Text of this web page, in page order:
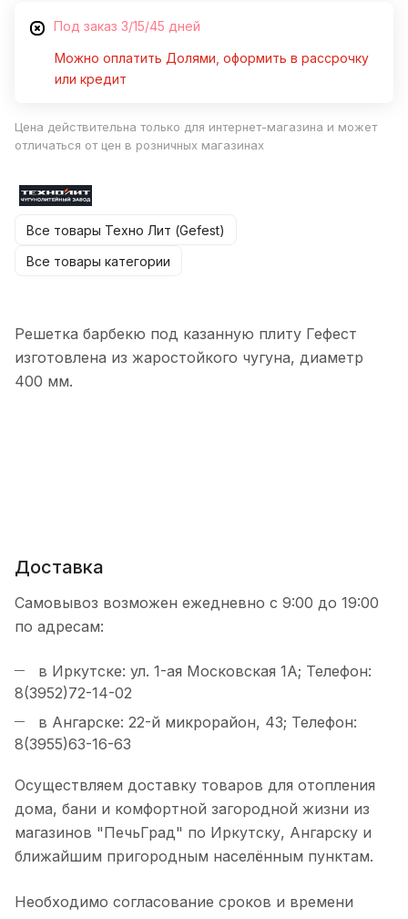
Под заказ 3/15/45 дней
Можно оплатить Долями, оформить в рассрочку
или кредит
Цена действительна только для интернет-магазина и может
отличаться от цен в розничных магазинах
Все товары Техно Лит (Gefest)
Все товары категории
Решетка барбекю под казанную плиту Гефест
изготовлена из жаростойкого чугуна, диаметр
400 мм.
Доставка
Самовывоз возможен ежедневно с 9:00 до 19:00
по адресам:
в Иркутске: ул. 1-ая Московская 1А; Телефон:
8(3952)72-14-02
в Ангарске: 22-й микрорайон, 43; Телефон:
8(3955)63-16-63
Осуществляем доставку товаров для отопления
дома, бани и комфортной загородной жизни из
магазинов "ПечьГрад" по Иркутску, Ангарску и
ближайшим пригородным населённым пунктам.
Необходимо согласование сроков и времени